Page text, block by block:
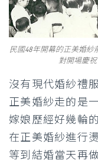
民國48年開幕的正美婚
對開場慶
沒有現代婚紗禮
正美婚紗走的是
嫁娘歷經好幾輪
在正美婚紗進行
等到結婚當天再